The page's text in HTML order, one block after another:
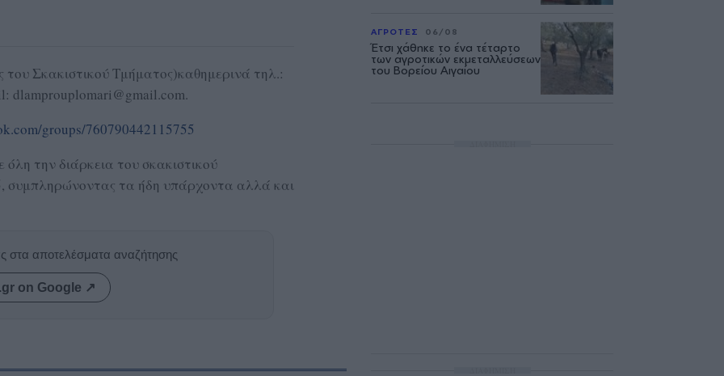
Σκακιστικού Τμήματος)καθημερινά τηλ.:
dlamprouplomari@gmail.com.
groups/760790442115755
όλη την διάρκεια του σκακιστικού
συμπληρώνοντας τα ήδη υπάρχοντα αλλά και
στα αποτελέσματα αναζήτησης
on Google ↗
ΑΓΡΟΤΕΣ 06/08
Έτσι χάθηκε το ένα τέταρτο
των αγροτικών εκμεταλλεύσεων
του Βορείου Αιγαίου